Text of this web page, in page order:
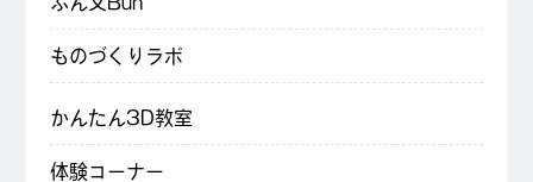
ものづくりラボ
かんたん3D教室
体験コーナー